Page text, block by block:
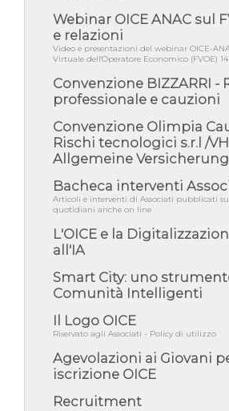
06/08/26 - CdM: approvato il d.lgs. di
adeguamento all’AI Act in mate...
06/08/26 - DDL delegazione europea
per recepimento norme UE in m...
05/08/26 - DL Infrastrutture e PNRR è
approvata oggi la fiducia...
05/08/26 - Focus OICE sul DDL di
della responsabilità amminist...
05/08/26 - Anac: pubblicata la
05/08/26 - SAVE THE DATE:
Pubblica Confindustria Professioni ...
05/08/26 - Successo OICE per il
Città metropolitana di Reg...
Giunta Regionale della Campa...
04/08/26 - DL PA: previste
04/08/26 - International Sustainable
04/08/26 - CdS, project financing:
fattibilità da impugnar...
04/08/26 - Rapporto Anac corruzione
Webinar OICE ANAC sul
e relazioni
Video e presentazioni del webinar OICE-
Virtuale dell'Operatore Economico (FVOE)
Convenzione BIZZARRI -
professionale e cauzioni
Convenzione Olimpia
Rischi tecnologici s.r.l /
Allgemeine Versicherung
Bacheca interventi
Articoli e interventi di Associati pubblicati
quotidiani anche on line
L'OICE e la
all'IA
Smart City: uno
Comunità Intelligenti
Il Logo OICE
Riservato agli Associati - Policy di utilizzo
Agevolazioni ai Giovani
iscrizione OICE
Recruitment